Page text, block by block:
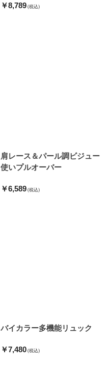
￥8,789 (税込)
肩レース＆パール調ビジュー
使いプルオーバー
￥6,589 (税込)
バイカラー多機能リュック
￥7,480 (税込)